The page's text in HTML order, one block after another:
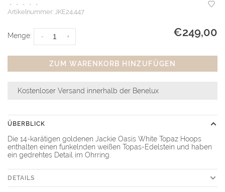
• • • •
•
Artikelnummer: JKE24.447
Menge: +
- €249,00
ZUM WARENKORB HINZUFÜGEN
Kostenloser Versand innerhalb der Benelux
ÜBERBLICK
Die 14-karätigen goldenen Jackie Oasis White Topaz Hoops
enthalten einen funkelnden weißen Topas-Edelstein und haben
ein gedrehtes Detail im Ohrring.
DETAILS